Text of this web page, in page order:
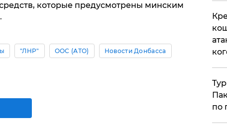
которые предусмотрены минским
"ЛНР" ООС (АТО) Новости Донбасса
по